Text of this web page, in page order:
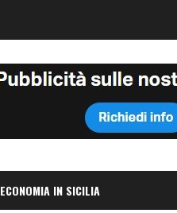
ECONOMIA IN SICILIA